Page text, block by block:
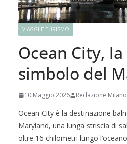
VIAGGI E TURISMO
Ocean City,
simbolo del
10 Maggio 2026 Redazione Milano
Ocean City è la destinazione
Maryland, una lunga striscia di
oltre 16 chilometri lungo